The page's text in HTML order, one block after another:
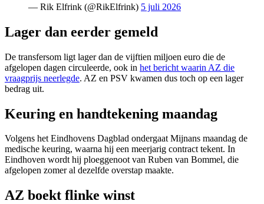
— Rik Elfrink (@RikElfrink) 5 juli 2026
Lager dan eerder gemeld
De transfersom ligt lager dan de vijftien miljoen euro die de
afgelopen dagen circuleerde, ook in het bericht waarin AZ die
vraagprijs neerlegde. AZ en PSV kwamen dus toch op een lager
bedrag uit.
Keuring en handtekening maandag
Volgens het Eindhovens Dagblad ondergaat Mijnans maandag de
medische keuring, waarna hij een meerjarig contract tekent. In
Eindhoven wordt hij ploeggenoot van Ruben van Bommel, die
afgelopen zomer al dezelfde overstap maakte.
AZ boekt flinke winst